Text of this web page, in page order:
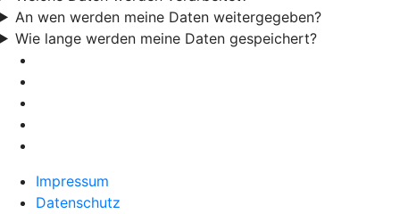
An wen werden meine Daten weitergegeben?
Wie lange werden meine Daten gespeichert?
Impressum
Datenschutz